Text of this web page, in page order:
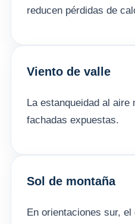
reducen pérdidas de
Viento de valle
La estanqueidad al aire
fachadas expuestas.
Sol de montaña
En orientaciones sur,